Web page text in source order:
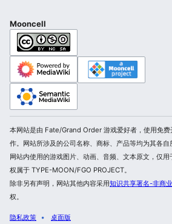
Mooncell
本网站是由 Fate/Grand Order 游戏爱好者，使用免
作。网站所涉及的公司名称、商标、产品等均为其各自
网站内使用的游戏图片、动画、音频、文本原文，仅
权属于 TYPE-MOON/FGO PROJECT。
除非另有声明，网站其他内容采用知识共享署名-非商
权。
隐私政策 桌面版